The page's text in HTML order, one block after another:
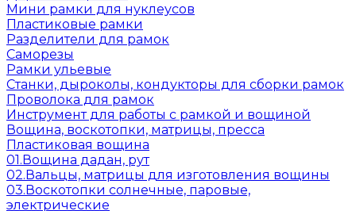
Мини рамки для нуклеусов
Пластиковые рамки
Разделители для рамок
Саморезы
Рамки ульевые
Станки, дыроколы, кондукторы для сборки рамок
Проволока для рамок
Инструмент для работы с рамкой и вощиной
Вощина, воскотопки, матрицы, пресса
Пластиковая вощина
01.Вощина дадан, рут
02.Вальцы, матрицы для изготовления вощины
03.Воскотопки солнечные, паровые,
электрические